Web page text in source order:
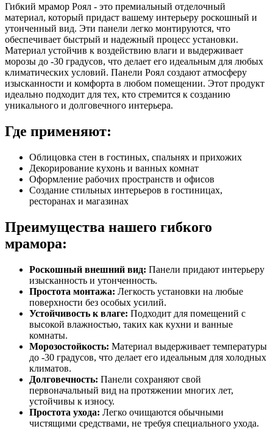
Гибкий мрамор Роял - это премиальный отделочный
материал, который придаст вашему интерьеру роскошный и
утонченный вид. Эти панели легко монтируются, что
обеспечивает быстрый и надежный процесс установки.
Материал устойчив к воздействию влаги и выдерживает
морозы до -30 градусов, что делает его идеальным для любых
климатических условий. Панели Роял создают атмосферу
изысканности и комфорта в любом помещении. Этот продукт
идеально подходит для тех, кто стремится к созданию
уникального и долговечного интерьера.
Где применяют:
Облицовка стен в гостиных, спальнях и прихожих
Декорирование кухонь и ванных комнат
Оформление рабочих пространств и офисов
Создание стильных интерьеров в гостиницах,
ресторанах и магазинах
Преимущества нашего гибкого
мрамора:
Роскошный внешний вид: Панели придают интерьеру
изысканность и утонченность.
Простота монтажа: Легкость установки на любые
поверхности без особых усилий.
Устойчивость к влаге: Подходит для помещений с
высокой влажностью, таких как кухни и ванные
комнаты.
Морозостойкость: Материал выдерживает температуры
до -30 градусов, что делает его идеальным для холодных
климатов.
Долговечность: Панели сохраняют свой
первоначальный вид на протяжении многих лет,
устойчивы к износу.
Простота ухода: Легко очищаются обычными
чистящими средствами, не требуя специального ухода.